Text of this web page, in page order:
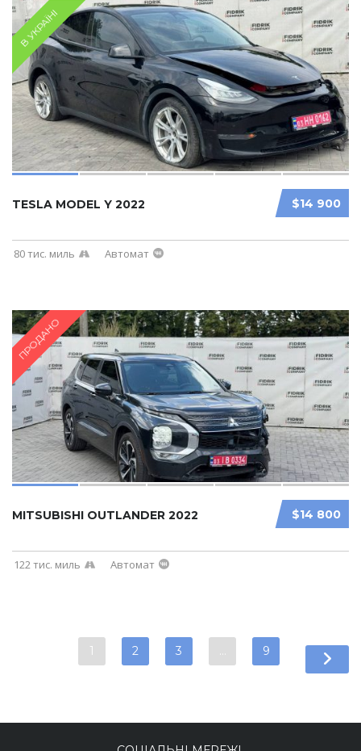
В УКРАЇНІ
$14 900
TESLA MODEL Y 2022
80 тис. миль Автомат
ПРОДАНО
$14 800
MITSUBISHI OUTLANDER 2022
122 тис. миль Автомат
1 2 3 … 9